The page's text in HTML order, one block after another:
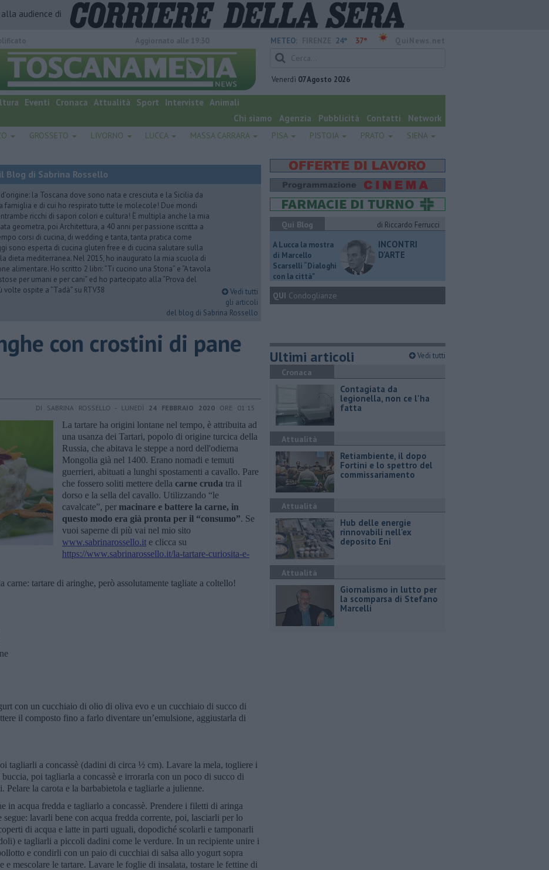
audience di
METEO: 24° 37°
Venerdì 07 Agosto 2026
Eventi Cronaca Attualità Sport Interviste Animali
Chi siamo
Agenzia Pubblicità Contatti Network
GROSSETO LIVORNO LUCCA MASSA CARRARA PISA PISTOIA PRATO SIENA
il Blog di Sabrina Rossello
la Toscana dove sono nata e cresciuta e la Sicilia da
famiglia e di cui ho respirato tutte le molecole! Due mondi
ricchi di sapori colori e cultura! È multipla anche la mia
geometra, poi Architettura, a 40 anni per passione iscritta a
corsi di cucina, di wedding e tanta, tanta pratica come
sono esperta di cucina gluten free e di cucina salutare sulla
dieta mediterranea. Nel 2015, ho inaugurato la mia scuola di
alimentare. Ho scritto 2 libri: “Ti cucino una Storia” e “A tavola
per umani e per cani” ed ho partecipato alla “Prova del
volte ospite a “Tadà” su RTV38
Vedi tutti
gli articoli
del blog di Sabrina Rossello
con crostini di pane
DI SABRINA ROSSELLO - LUNEDÌ 24 FEBBRAIO 2020 ORE 01:15
La tartare ha origini lontane nel tempo, è attribuita ad
una usanza dei Tartari, popolo di origine turcica della
Russia, che abitava le steppe a nord dell'odierna
Mongolia già nel 1400. Erano nomadi e temuti
guerrieri, abituati a lunghi spostamenti a cavallo. Pare
che fossero soliti mettere della carne cruda tra il
dorso e la sella del cavallo. Utilizzando “le
cavalcate”, per macinare e battere la carne, in
questo modo era già pronta per il “consumo”. Se
vuoi saperne di più vai nel mio sito
www.sabrinarossello.it e clicca su
https://www.sabrinarossello.it/la-tartare-curiosita-e-
carne: tartare di aringhe, però assolutamente tagliate a coltello!
con un cucchiaio di olio di oliva evo e un cucchiaio di succo di
il composto fino a farlo diventare un’emulsione, aggiustarla di
tagliarli a concassè (dadini di circa ½ cm). Lavare la mela, togliere i
poi tagliarla a concassè e irrorarla con un poco di succo di
Pelare la carota e la barbabietola e tagliarle a julienne.
in acqua fredda e tagliarlo a concassè. Prendere i filetti di aringa
segue: lavarli bene con acqua fredda corrente, poi, lasciarli per lo
di acqua e latte in parti uguali, dopodiché scolarli e tamponarli
e tagliarli a piccoli dadini come le verdure. In un recipiente unire i
e condirli con un paio di cucchiai di salsa allo yogurt sopra
e mescolare le tartare. Lavare le foglie di insalata, tostare le fettine di
Qui Blog
di Riccardo Ferrucci
A Lucca la mostra
di Marcello
Scarselli “Dialoghi
con la città"
INCONTRI
D'ARTE
QUI Condoglianze
Ultimi articoli Vedi tutti
Cronaca
Contagiata da
legionella, non ce l'ha
fatta
Attualità
Retiambiente, il dopo
Fortini e lo spettro del
commissariamento
Attualità
Hub delle energie
rinnovabili nell'ex
deposito Eni
Attualità
Giornalismo in lutto per
la scomparsa di Stefano
Marcelli